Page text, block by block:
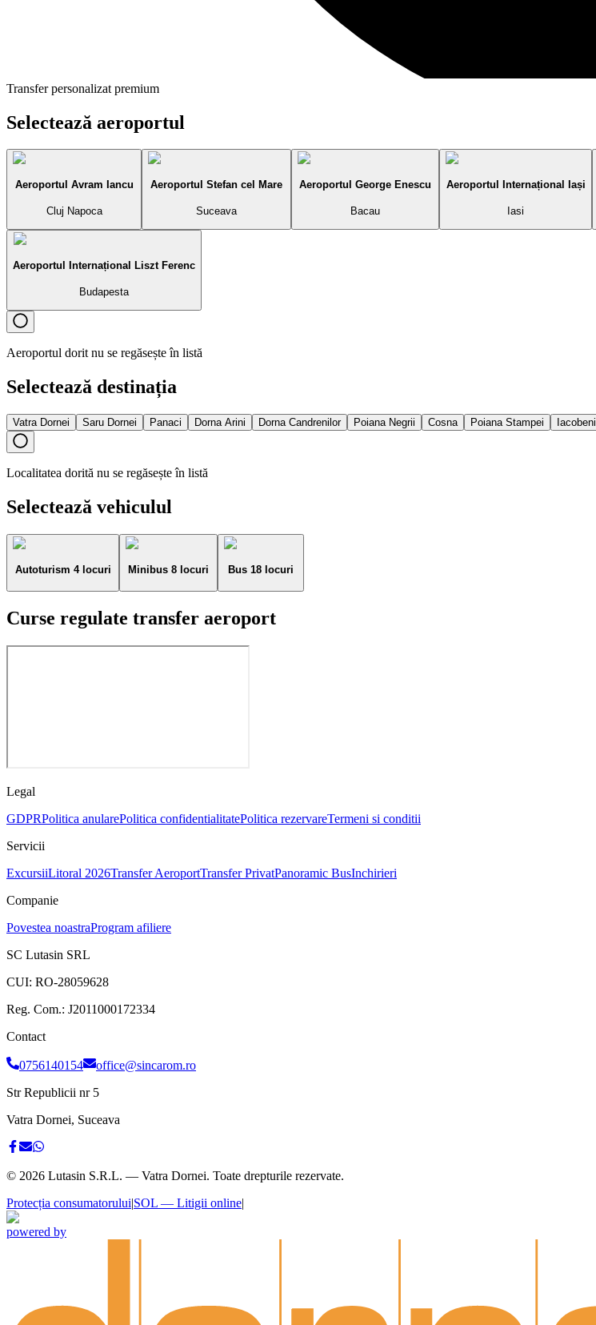
Transfer personalizat premium
Selectează aeroportul
Aeroportul Avram Iancu
Cluj Napoca
Aeroportul Stefan cel Mare
Suceava
Aeroportul George Enescu
Bacau
Aeroportul Internațional Iași
Iasi
Aeroportul Internațional Liszt Ferenc
Budapesta
Aeroportul dorit nu se regăsește în listă
Selectează destinația
Vatra Dornei Saru Dornei Panaci Dorna Arini Dorna Candrenilor Poiana Negrii Cosna Poiana Stampei Iacobeni
Localitatea dorită nu se regăsește în listă
Selectează vehiculul
Autoturism 4 locuri Minibus 8 locuri Bus 18 locuri
Curse regulate transfer aeroport
Legal
GDPRPolitica anularePolitica confidentialitatePolitica rezervareTermeni si conditii
Servicii
ExcursiiLitoral 2026Transfer AeroportTransfer PrivatPanoramic BusInchirieri
Companie
Povestea noastraProgram afiliere
SC Lutasin SRL
CUI: RO-28059628
Reg. Com.: J2011000172334
Contact
0756140154
office@sincarom.ro
Str Republicii nr 5
Vatra Dornei, Suceava
© 2026 Lutasin S.R.L. — Vatra Dornei. Toate drepturile rezervate.
Protecția consumatorului|SOL — Litigii online|
powered by